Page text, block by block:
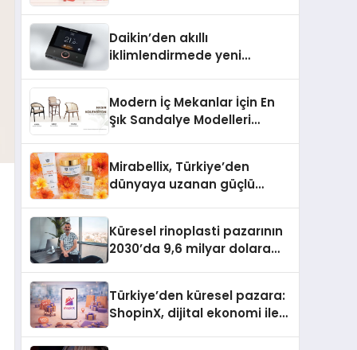
Daikin’den akıllı
iklimlendirmede yeni
Modern İç Mekanlar İçin En
Şık Sandalye Modelleri
Mirabellix, Türkiye’den
dünyaya uzanan güçlü
Küresel rinoplasti pazarının
2030’da 9,6 milyar dolara
Türkiye’den küresel pazara:
ShopinX, dijital ekonomi ile